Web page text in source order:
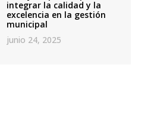
integrar la calidad y la
excelencia en la gestión
municipal
junio 24, 2025